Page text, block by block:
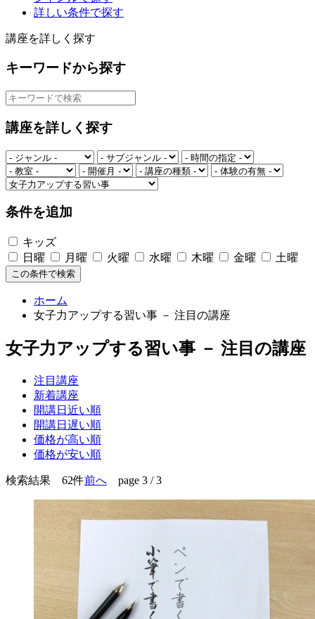
詳しい条件で探す
講座を詳しく探す
キーワードから探す
講座を詳しく探す
条件を追加
キッズ
日曜
月曜 火曜 水曜 木曜 金曜 土曜
この条件で検索
ホーム
女子力アップする習い事 － 注目の講座
女子力アップする習い事 － 注目の講座
注目講座
新着講座
開講日近い順
開講日遅い順
価格が高い順
価格が安い順
検索結果 62件前へ page 3 / 3